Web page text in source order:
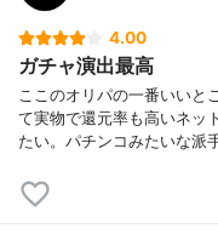
4.00
ガチャ演出最高
ここのオリパの一番いいと
て実物で還元率も高いネッ
たい。パチンコみたいな派